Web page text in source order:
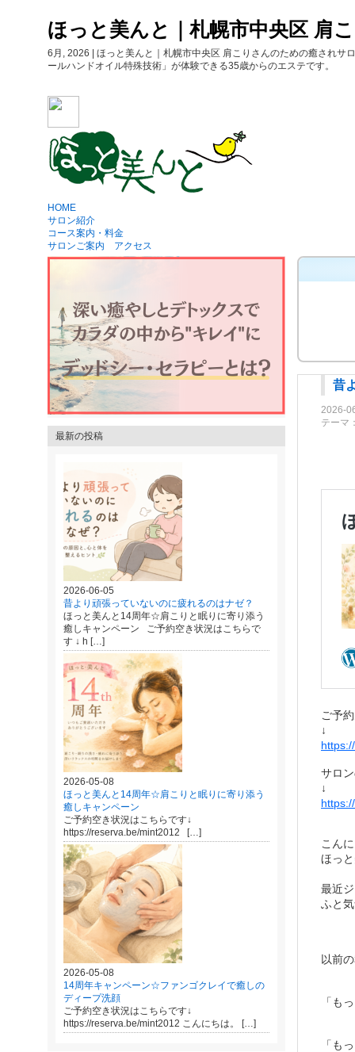
ほっと美んと｜札幌市中央区 肩
6月, 2026 | ほっと美んと｜札幌市中央区 肩こりさんのための癒され
ールハンドオイル特殊技術」が体験できる35歳からのエステです。
HOME
サロン紹介
コース案内・料金
サロンご案内 アクセス
昔
2026-
テーマ
ご予
↓
サロ
↓
こん
ほっ
最近
ふと
以前
「も
「も
最新の投稿
2026-06-05
昔より頑張っていないのに疲れるのはナゼ？
ほっと美んと14周年☆肩こりと眠りに寄り添う
癒しキャンペーン ご予約空き状況はこちらで
す ↓ h […]
2026-05-08
ほっと美んと14周年☆肩こりと眠りに寄り添う
癒しキャンペーン
ご予約空き状況はこちらです↓
https://reserva.be/mint2012 […]
2026-05-08
14周年キャンペーン☆ファンゴクレイで癒しの
ディープ洗顔
ご予約空き状況はこちらです↓
https://reserva.be/mint2012 こんにちは。 […]